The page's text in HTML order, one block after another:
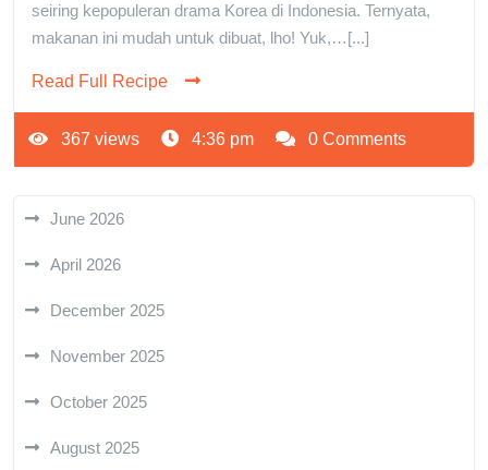
seiring kepopuleran drama Korea di Indonesia. Ternyata,
makanan ini mudah untuk dibuat, lho! Yuk,…[...]
Read Full Recipe
367 views 4:36 pm 0 Comments
June 2026
April 2026
December 2025
November 2025
October 2025
August 2025